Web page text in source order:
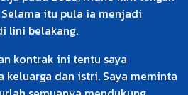
itu pula ia menjadi
lini belakang.
kontrak ini tentu saya
keluarga dan istri. Saya meminta